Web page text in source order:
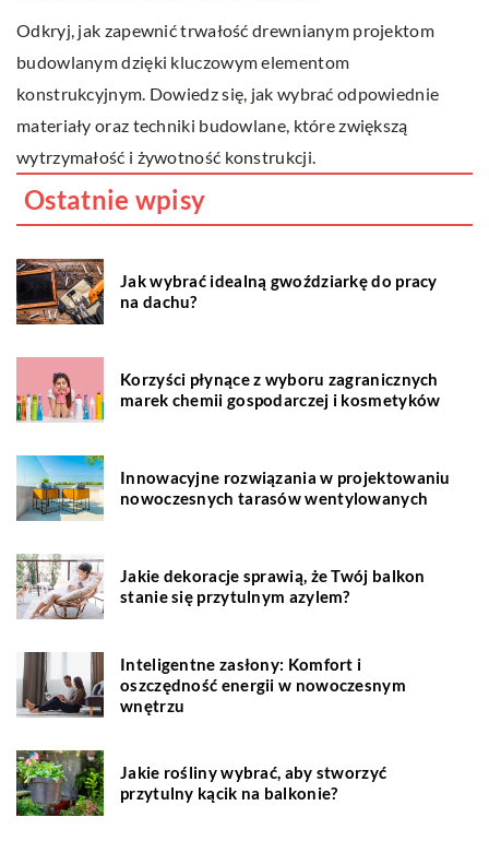
Odkryj, jak zapewnić trwałość drewnianym projektom
budowlanym dzięki kluczowym elementom
konstrukcyjnym. Dowiedz się, jak wybrać odpowiednie
materiały oraz techniki budowlane, które zwiększą
wytrzymałość i żywotność konstrukcji.
Ostatnie wpisy
Jak wybrać idealną gwoździarkę do pracy
na dachu?
Korzyści płynące z wyboru zagranicznych
marek chemii gospodarczej i kosmetyków
Innowacyjne rozwiązania w projektowaniu
nowoczesnych tarasów wentylowanych
Jakie dekoracje sprawią, że Twój balkon
stanie się przytulnym azylem?
Inteligentne zasłony: Komfort i
oszczędność energii w nowoczesnym
wnętrzu
Jakie rośliny wybrać, aby stworzyć
przytulny kącik na balkonie?